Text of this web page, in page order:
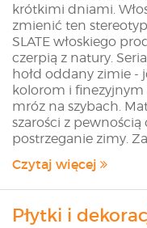
krótkimi dniami.
zmienić ten
SLATE włoskiego
czerpią z natury.
hołd oddany zimie -
kolorom i
mróz na szybach.
szarości z
postrzeganie zimy.
przedsiębiorczości
poszukiwaniem
produktów
Czytaj więcej
Płytki i